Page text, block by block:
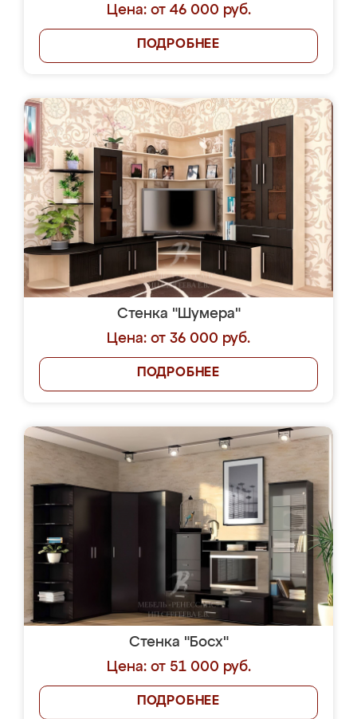
Цена: от 46 000 руб.
ПОДРОБНЕЕ
Стенка "Шумера"
Цена: от 36 000 руб.
ПОДРОБНЕЕ
Стенка "Босх"
Цена: от 51 000 руб.
ПОДРОБНЕЕ